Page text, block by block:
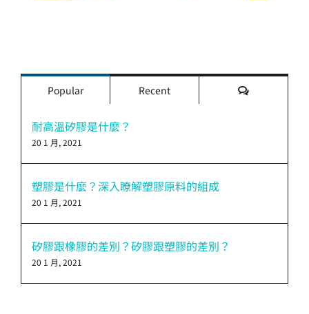
Popular Recent
評
耐高溫矽膠是什麼？
20 1 月, 2021
塑膠是什麼？深入瞭解塑膠原料的組成
20 1 月, 2021
矽膠跟橡膠的差別？矽膠跟塑膠的差別？
20 1 月, 2021